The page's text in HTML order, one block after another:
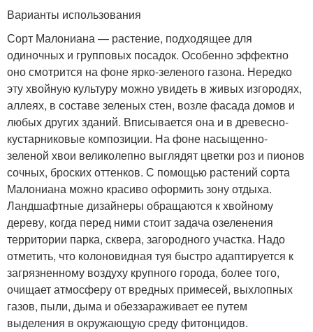
Варианты использования
Сорт Малониана — растение, подходящее для
одиночных и групповых посадок. Особенно эффектно
оно смотрится на фоне ярко-зеленого газона. Нередко
эту хвойную культуру можно увидеть в живых изгородях,
аллеях, в составе зеленых стен, возле фасада домов и
любых других зданий. Вписывается она и в древесно-
кустарниковые композиции. На фоне насыщенно-
зеленой хвои великолепно выглядят цветки роз и пионов
сочных, броских оттенков. С помощью растений сорта
Малониана можно красиво оформить зону отдыха.
Ландшафтные дизайнеры обращаются к хвойному
дереву, когда перед ними стоит задача озеленения
территории парка, сквера, загородного участка. Надо
отметить, что колоновидная туя быстро адаптируется к
загрязненному воздуху крупного города, более того,
очищает атмосферу от вредных примесей, выхлопных
газов, пыли, дыма и обеззараживает ее путем
выделения в окружающую среду фитонцидов.